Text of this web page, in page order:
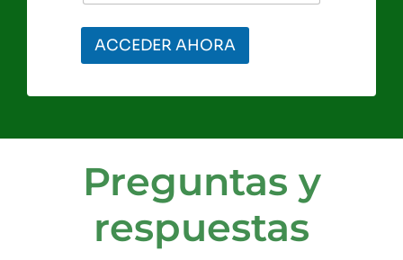
ACCEDER AHORA
Preguntas y
respuestas